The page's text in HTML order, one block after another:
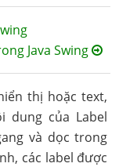
Java Swing
thị hoặc text,
dung của Label
và dọc trong
các label được